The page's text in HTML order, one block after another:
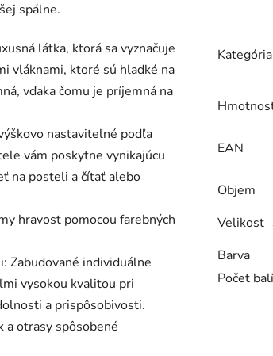
spálne.
látka, ktorá sa vyznačuje
vláknami, ktoré sú hladké na
vďaka čomu je príjemná na
nastaviteľné podľa
vám poskytne vynikajúcu
na posteli a čítať alebo
hravosť pomocou farebných
Zabudované individuálne
vysokou kvalitou pri
a prispôsobivosti.
a otrasy spôsobené
Kategória
EAN
Objem
Velikost
Barva
Počet